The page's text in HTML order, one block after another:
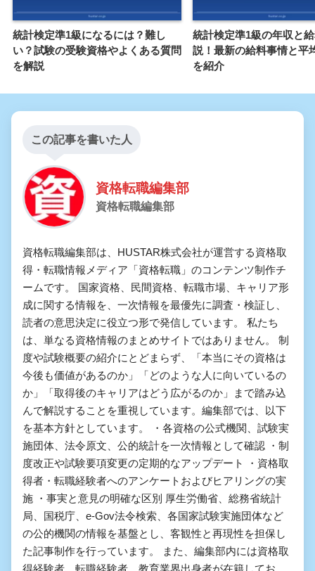
統計検定準1級になるには？難し
い？試験の受験資格やよくある質問
を解説
統計検定準1級の年収と
説！最新の給料事情と平
を紹介
この記事を書いた人
資格転職編集部
資格転職編集部
資格転職編集部は、HUSTAR株式会社が運営する資格取
得・転職情報メディア「資格転職」のコンテンツ制作チ
ームです。 国家資格、民間資格、転職市場、キャリア形
成に関する情報を、一次情報を最優先に調査・検証し、
読者の意思決定に役立つ形で発信しています。 私たち
は、単なる資格情報のまとめサイトではありません。 制
度や試験概要の紹介にとどまらず、「本当にその資格は
今後も価値があるのか」「どのような人に向いているの
か」「取得後のキャリアはどう広がるのか」まで踏み込
んで解説することを重視しています。編集部では、以下
を基本方針としています。 ・各資格の公式機関、試験実
施団体、法令原文、公的統計を一次情報として確認 ・制
度改正や試験要項変更の定期的なアップデート ・資格取
得者・転職経験者へのアンケートおよびヒアリングの実
施 ・事実と意見の明確な区別 厚生労働省、総務省統計
局、国税庁、e-Gov法令検索、各国家試験実施団体など
の公的機関の情報を基盤とし、客観性と再現性を担保し
た記事制作を行っています。 また、編集部内には資格取
得経験者、転職経験者、教育業界出身者が在籍してお